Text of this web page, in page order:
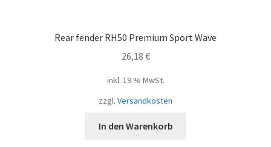
Rear fender RH50 Premium Sport Wave
26,18 €
inkl. 19 % MwSt.
zzgl. Versandkosten
In den Warenkorb